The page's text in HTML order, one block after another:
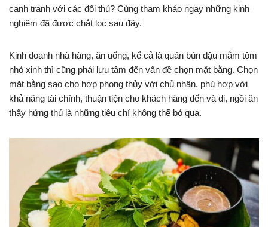
cạnh tranh với các đối thủ? Cùng tham khảo ngay những kinh
nghiệm đã được chắt lọc sau đây.
Kinh doanh nhà hàng, ăn uống, kể cả là quán bún đậu mắm tôm
nhỏ xinh thì cũng phải lưu tâm đến vấn đề chọn mặt bằng. Chọn
mặt bằng sao cho hợp phong thủy với chủ nhân, phù hợp với
khả năng tài chính, thuận tiện cho khách hàng đến và đi, ngồi ăn
thấy hứng thú là những tiêu chí không thể bỏ qua.